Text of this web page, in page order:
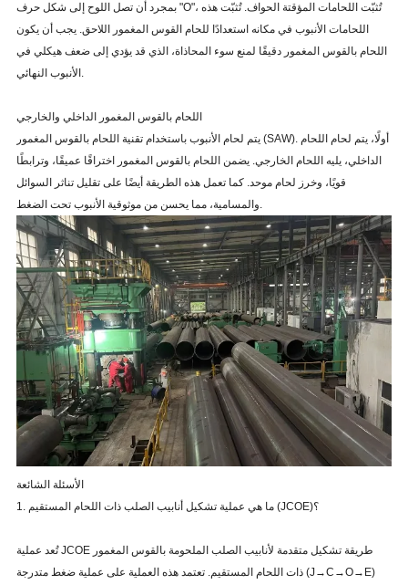
بمجرد أن تصل اللوح إلى شكل حرف "O"، تُثبّت اللحامات المؤقتة الحواف. تُثبّت هذه
اللحامات الأنبوب في مكانه استعدادًا للحام القوس المغمور اللاحق. يجب أن يكون
اللحام بالقوس المغمور دقيقًا لمنع سوء المحاذاة، الذي قد يؤدي إلى ضعف هيكلي في
الأنبوب النهائي.
اللحام بالقوس المغمور الداخلي والخارجي
يتم لحام الأنبوب باستخدام تقنية اللحام بالقوس المغمور (SAW). أولًا، يتم لحام اللحام
الداخلي، يليه اللحام الخارجي. يضمن اللحام بالقوس المغمور اختراقًا عميقًا، وترابطًا
قويًا، وخرز لحام موحد. كما تعمل هذه الطريقة أيضًا على تقليل تناثر السوائل
والمسامية، مما يحسن من موثوقية الأنبوب تحت الضغط.
الأسئلة الشائعة
1. ما هي عملية تشكيل أنابيب الصلب ذات اللحام المستقيم (JCOE)؟
تُعد عملية JCOE طريقة تشكيل متقدمة لأنابيب الصلب الملحومة بالقوس المغمور
ذات اللحام المستقيم. تعتمد هذه العملية على عملية ضغط متدرجة (J→C→O→E)